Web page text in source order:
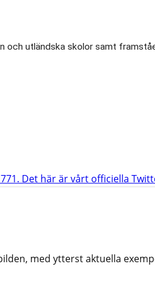
utländska skolor samt
Det här är vårt officiella
med ytterst aktuella